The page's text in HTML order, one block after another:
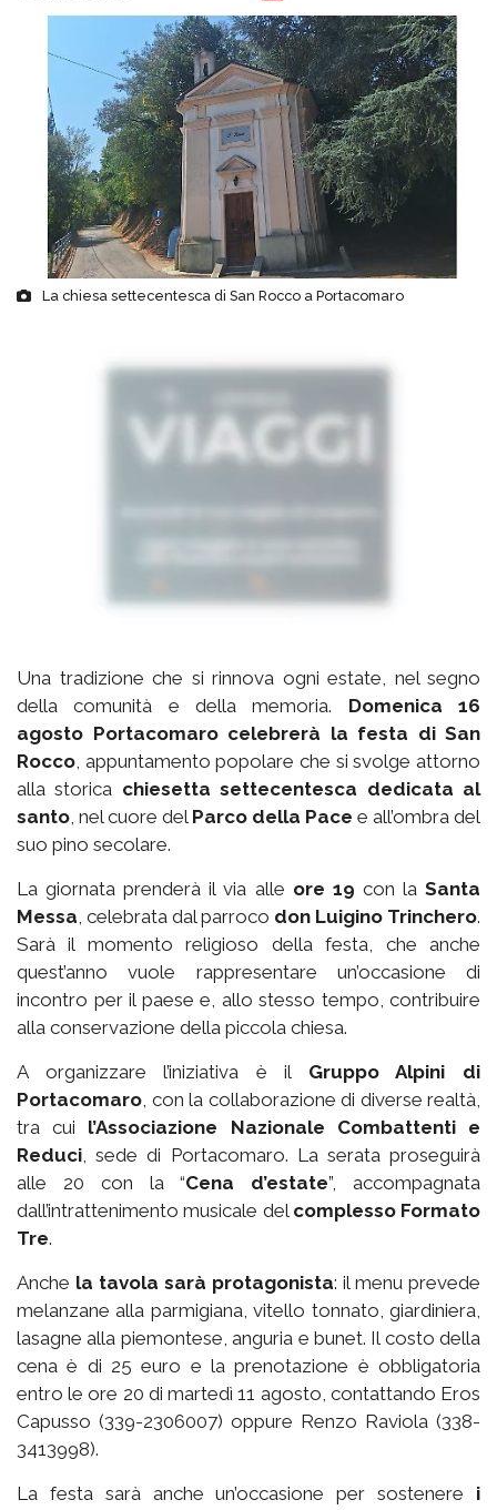
La chiesa settecentesca di San Rocco a Portacomaro
Una tradizione che si rinnova ogni estate, nel segno
della comunità e della memoria. Domenica 16
agosto Portacomaro celebrerà la festa di San
Rocco , appuntamento popolare che si svolge attorno
alla storica chiesetta settecentesca dedicata al
santo , nel cuore del Parco della Pace e all’ombra del
suo pino secolare.
La giornata prenderà il via alle ore 19 con laSanta
Messa , celebrata dal parroco don Luigino Trinchero.
Sarà il momento religioso della festa, che anche
quest’anno vuole rappresentare un’occasione di
incontro per il paese e, allo stesso tempo, contribuire
alla conservazione della piccola chiesa.
A organizzare l’iniziativa è il Gruppo Alpini di
Portacomaro , con la collaborazione di diverse realtà,
tra cui l’Associazione Nazionale Combattenti e
Reduci , sede di Portacomaro. La serata proseguirà
alle 20 con la “Cena d’estate”, accompagnata
dall’intrattenimento musicale del complesso Formato
Tre.
Anche la tavola sarà protagonista: il menu prevede
melanzane alla parmigiana, vitello tonnato, giardiniera,
lasagne alla piemontese, anguria e bunet. Il costo della
cena è di 25 euro e la prenotazione è obbligatoria
entro le ore 20 di martedì 11 agosto, contattando Eros
Capusso (339-2306007) oppure Renzo Raviola (338-
3413998).
La festa sarà anche un’occasione per sostenere i